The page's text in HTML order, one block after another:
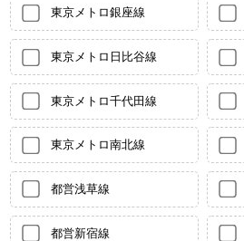
東京メトロ銀座線
東京メトロ日比谷線
東京メトロ千代田線
東京メトロ南北線
都営浅草線
都営新宿線